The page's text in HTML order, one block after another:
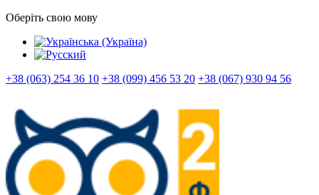
Оберіть свою мову
+38 (063) 254 36 10 +38 (099) 456 53 20 +38 (067) 930 94 56